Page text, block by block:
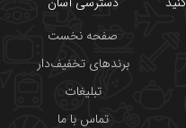
صفحه نخست
برندهای تخفیف‌دار
تبلیغات
تماس با ما